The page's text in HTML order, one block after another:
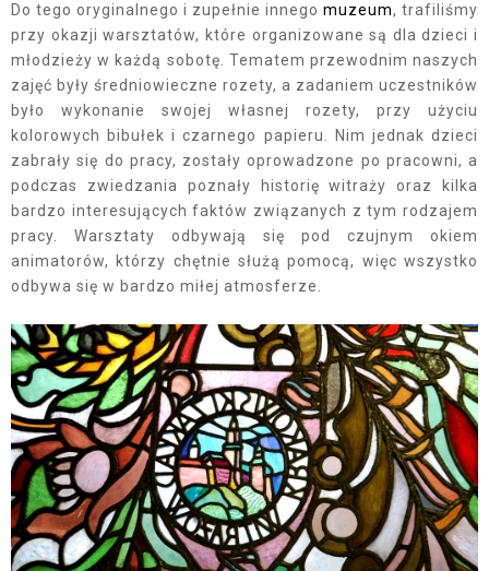
Do tego oryginalnego i zupełnie innego muzeum, trafiliśmy
przy okazji warsztatów, które organizowane są dla dzieci i
młodzieży w każdą sobotę. Tematem przewodnim naszych
zajęć były średniowieczne rozety, a zadaniem uczestników
było wykonanie swojej własnej rozety, przy użyciu
kolorowych bibułek i czarnego papieru. Nim jednak dzieci
zabrały się do pracy, zostały oprowadzone po pracowni, a
podczas zwiedzania poznały historię witraży oraz kilka
bardzo interesujących faktów związanych z tym rodzajem
pracy. Warsztaty odbywają się pod czujnym okiem
animatorów, którzy chętnie służą pomocą, więc wszystko
odbywa się w bardzo miłej atmosferze.